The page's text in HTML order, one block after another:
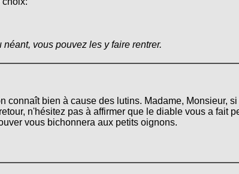
vous pouvez les y faire rentrer.
connaît bien à cause des lutins. Madame, Monsieur,
n'hésitez pas à affirmer que le diable vous a fait
vous bichonnera aux petits oignons.